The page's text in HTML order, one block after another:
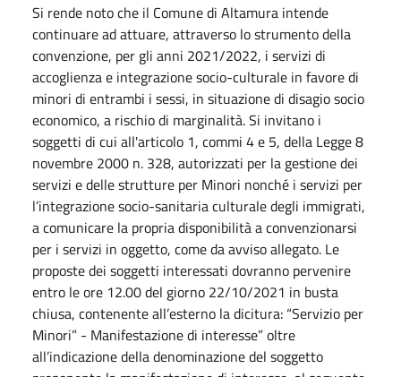
Si rende noto che il Comune di Altamura intende
continuare ad attuare, attraverso lo strumento della
convenzione, per gli anni 2021/2022, i servizi di
accoglienza e integrazione socio-culturale in favore di
minori di entrambi i sessi, in situazione di disagio socio
economico, a rischio di marginalità. Si invitano i
soggetti di cui all'articolo 1, commi 4 e 5, della Legge 8
novembre 2000 n. 328, autorizzati per la gestione dei
servizi e delle strutture per Minori nonché i servizi per
l’integrazione socio-sanitaria culturale degli immigrati,
a comunicare la propria disponibilità a convenzionarsi
per i servizi in oggetto, come da avviso allegato. Le
proposte dei soggetti interessati dovranno pervenire
entro le ore 12.00 del giorno 22/10/2021 in busta
chiusa, contenente all’esterno la dicitura: “Servizio per
Minori” - Manifestazione di interesse” oltre
all’indicazione della denominazione del soggetto